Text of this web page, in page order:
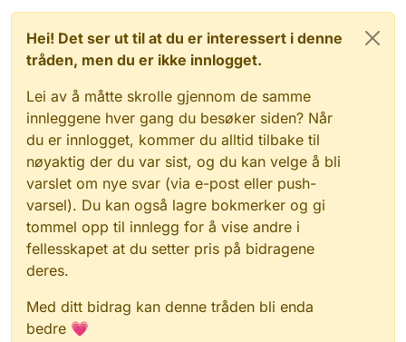
Hei! Det ser ut til at du er interessert i denne
tråden, men du er ikke innlogget.
Lei av å måtte skrolle gjennom de samme
innleggene hver gang du besøker siden? Når
du er innlogget, kommer du alltid tilbake til
nøyaktig der du var sist, og du kan velge å bli
varslet om nye svar (via e-post eller push-
varsel). Du kan også lagre bokmerker og gi
tommel opp til innlegg for å vise andre i
fellesskapet at du setter pris på bidragene
deres.
Med ditt bidrag kan denne tråden bli enda
bedre 💗